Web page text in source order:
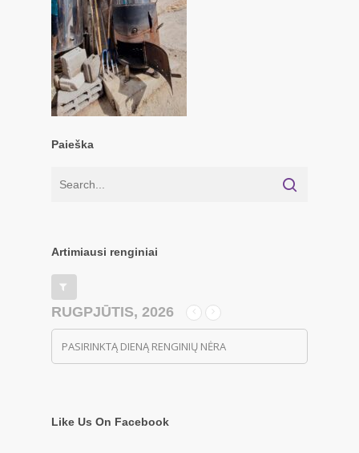
Paieška
Artimiausi renginiai
RUGPJŪTIS, 2026
PASIRINKTĄ DIENĄ RENGINIŲ NĖRA
Like Us On Facebook